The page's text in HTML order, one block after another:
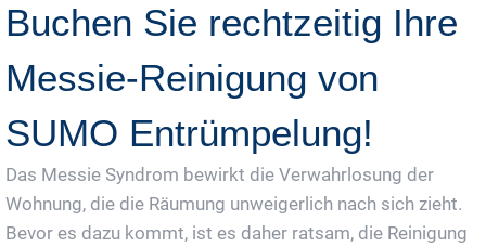
Buchen Sie rechtzeitig Ihre
Messie-Reinigung von
SUMO Entrümpelung!
Das Messie Syndrom bewirkt die Verwahrlosung der
Wohnung, die die Räumung unweigerlich nach sich zieht.
Bevor es dazu kommt, ist es daher ratsam, die Reinigung